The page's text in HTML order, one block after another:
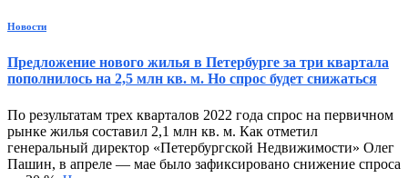
Новости
Предложение нового жилья в Петербурге за три квартала
пополнилось на 2,5 млн кв. м. Но спрос будет снижаться
По результатам трех кварталов 2022 года спрос на первичном
рынке жилья составил 2,1 млн кв. м. Как отметил
генеральный директор «Петербургской Недвижимости» Олег
Пашин, в апреле — мае было зафиксировано снижение спроса